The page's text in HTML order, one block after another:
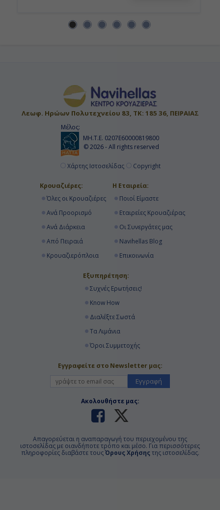
Λεωφ. Ηρώων Πολυτεχνείου 83, ΤΚ: 185 36, ΠΕΙΡΑΙΑΣ
Μέλος:
ΜΗ.Τ.Ε. 0207Ε60000819800
© 2026 - All rights reserved
Χάρτης Ιστοσελίδας Copyright
Κρουαζιέρες:
Όλες οι Κρουαζιέρες
Ανά Προορισμό
Ανά Διάρκεια
Από Πειραιά
Κρουαζιερόπλοια
Η Εταιρεία:
Ποιοί Είμαστε
Εταιρείες Κρουαζιέρας
Οι Συνεργάτες μας
Navihellas Blog
Επικοινωνία
Εξυπηρέτηση:
Συχνές Ερωτήσεις!
Know How
Διαλέξτε Σωστά
Τα Λιμάνια
Όροι Συμμετοχής
Εγγραφείτε στο Newsletter μας:
Εγγραφή
Ακολουθήστε μας:
Απαγορεύεται η αναπαραγωγή του περιεχομένου της
ιστοσελίδας με οιανδήποτε τρόπο και μέσο. Για περισσότερες
πληροφορίες διαβάστε τουςΌρους Χρήσης της ιστοσελίδας.